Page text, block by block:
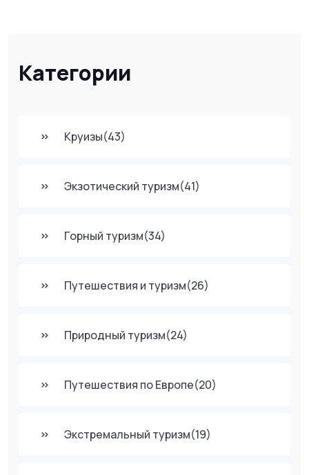
Категории
Круизы(43)
Экзотический туризм(41)
Горный туризм(34)
Путешествия и туризм(26)
Природный туризм(24)
Путешествия по Европе(20)
Экстремальный туризм(19)